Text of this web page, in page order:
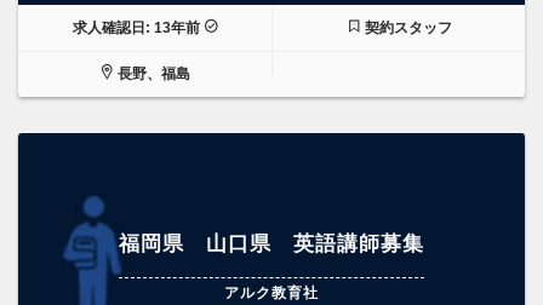
求人確認日: 13年前 契約スタッフ
長野、福島
福岡県 山口県 英語講師募集
アルク教育社